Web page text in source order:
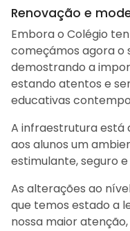
Renovação e
Embora o Colégio
começámos agora o
demostrando a
estando atentos e
educativas
A infraestrutura está
aos alunos um
estimulante, seguro
As alterações ao
que temos estado a
nossa maior